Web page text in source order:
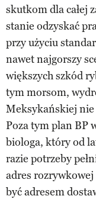
skutkom dla całej
stanie odzyskać
przy użyciu
nawet najgorszy
większych szkód
tym morsom,
Meksykańskiej
Poza tym plan BP
biologa, który od
razie potrzeby
adres
być adresem